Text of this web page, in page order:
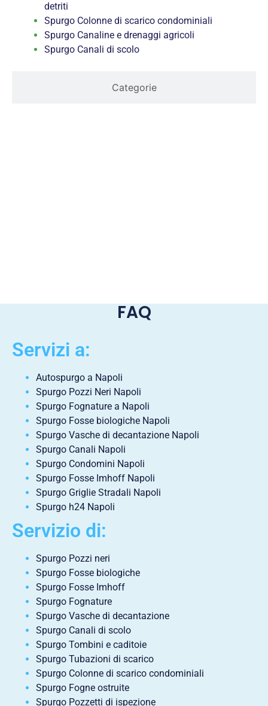
Categorie
detriti
Spurgo Colonne di scarico condominiali
Spurgo Canaline e drenaggi agricoli
Spurgo Canali di scolo
FAQ
Servizi a:
Autospurgo a Napoli
Spurgo Pozzi Neri Napoli
Spurgo Fognature a Napoli
Spurgo Fosse biologiche Napoli
Spurgo Vasche di decantazione Napoli
Spurgo Canali Napoli
Spurgo Condomini Napoli
Spurgo Fosse Imhoff Napoli
Spurgo Griglie Stradali Napoli
Spurgo h24 Napoli
Servizio di:
Spurgo Pozzi neri
Spurgo Fosse biologiche
Spurgo Fosse Imhoff
Spurgo Fognature
Spurgo Vasche di decantazione
Spurgo Canali di scolo
Spurgo Tombini e caditoie
Spurgo Tubazioni di scarico
Spurgo Colonne di scarico condominiali
Spurgo Fogne ostruite
Spurgo Pozzetti di ispezione